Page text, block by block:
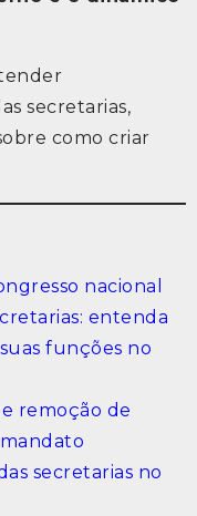
secretarias,
como criar
nacional
entenda
funções no
remoção de
secretarias no